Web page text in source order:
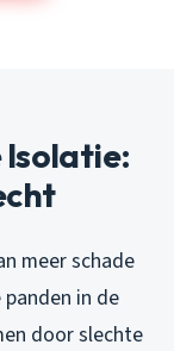
Isolatie:
meer schade
in de
door slechte